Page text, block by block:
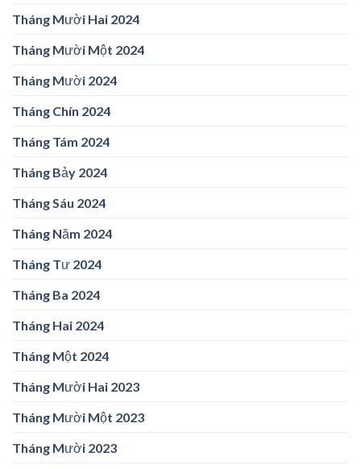
Tháng Mười Hai 2024
Tháng Mười Một 2024
Tháng Mười 2024
Tháng Chín 2024
Tháng Tám 2024
Tháng Bảy 2024
Tháng Sáu 2024
Tháng Năm 2024
Tháng Tư 2024
Tháng Ba 2024
Tháng Hai 2024
Tháng Một 2024
Tháng Mười Hai 2023
Tháng Mười Một 2023
Tháng Mười 2023